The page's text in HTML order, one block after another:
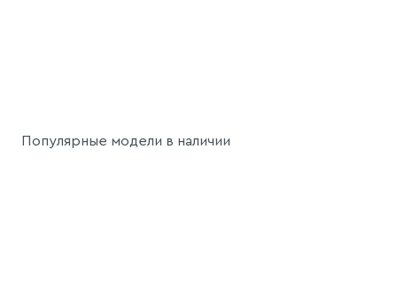
Популярные модели в наличии